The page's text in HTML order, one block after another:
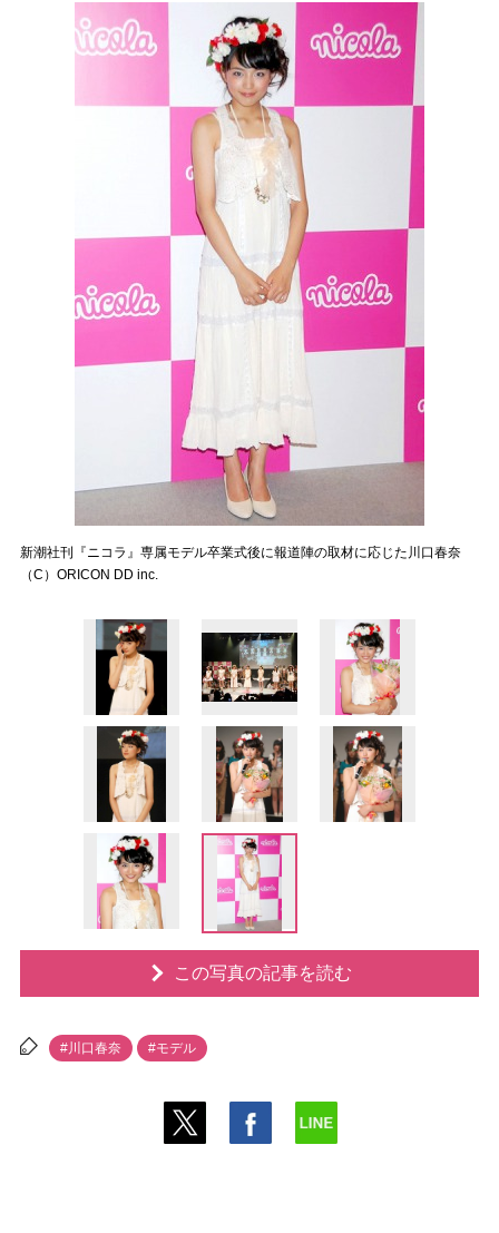
新潮社刊『ニコラ』専属モデル卒業式後に報道陣の取材に応じた川口春奈
（C）ORICON DD inc.
この写真の記事を読む
#川口春奈 #モデル